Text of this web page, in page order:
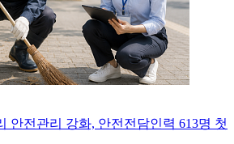
안전관리 강화, 안전전담인력 613명 첫